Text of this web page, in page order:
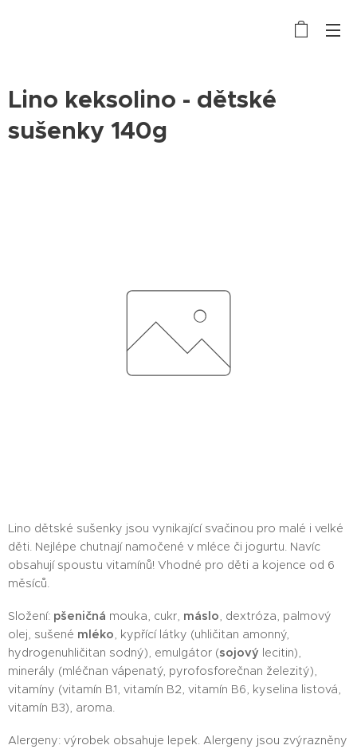
Lino keksolino - dětské
sušenky 140g
Lino dětské sušenky jsou vynikající svačinou pro malé i velké
děti. Nejlépe chutnají namočené v mléce či jogurtu. Navíc
obsahují spoustu vitamínů! Vhodné pro děti a kojence od 6
měsíců.
Složení: pšeničná mouka, cukr, máslo, dextróza, palmový
olej, sušené mléko, kypřící látky (uhličitan amonný,
hydrogenuhličitan sodný), emulgátor (sojový lecitin),
minerály (mléčnan vápenatý, pyrofosforečnan železitý),
vitamíny (vitamín B1, vitamín B2, vitamín B6, kyselina listová,
vitamín B3), aroma.
Alergeny: výrobek obsahuje lepek. Alergeny jsou zvýrazněny